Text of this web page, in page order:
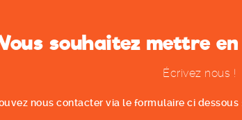
souhaitez mettre
Écrivez nous !
nous contacter via le formulaire ci dessous